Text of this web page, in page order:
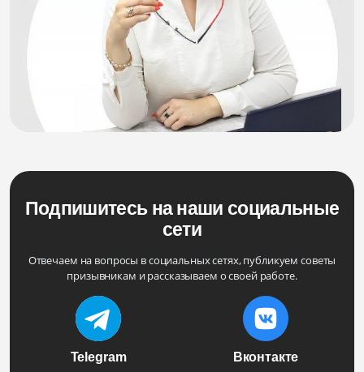
Подпишитесь на наши социальные
сети
Отвечаем на вопросы в социальных сетях, публикуем советы
призывникам и рассказываем о своей работе.
Telegram Вконтакте